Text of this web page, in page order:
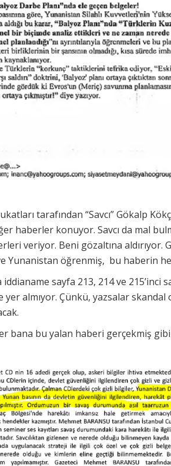
tarafından “Savcı” Gökalp
haberler konuyor. Savcı da mal
veriyor. Beni gözaltına aldırıyor.
Yunanistan öğrenmiş, bu haberin
sayfa 213, 214 ve 215’inci
yer almıyor. Çünkü, yazsalar
bana bu yalan haberi gerçekmiş